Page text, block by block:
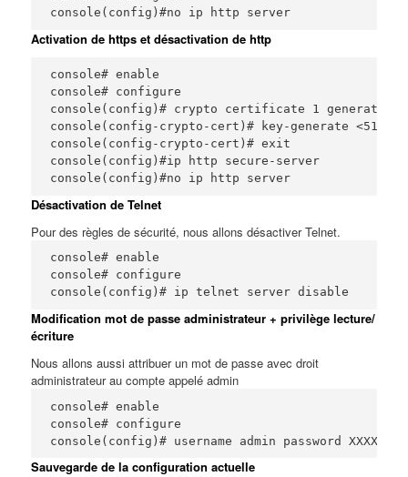
console(config)#no ip http server
Activation de https et désactivation de http
console# enable
console# configure
console(config)# crypto certificate 1 generate
console(config-crypto-cert)# key-generate <512-
console(config-crypto-cert)# exit
console(config)#ip http secure-server
console(config)#no ip http server
Désactivation de Telnet
Pour des règles de sécurité, nous allons désactiver Telnet.
console# enable
console# configure
console(config)# ip telnet server disable
Modification mot de passe administrateur + privilège lecture/
écriture
Nous allons aussi attribuer un mot de passe avec droit
administrateur au compte appelé admin
console# enable
console# configure
console(config)# username admin password
Sauvegarde de la configuration actuelle